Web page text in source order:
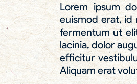
Lorem ipsum
euismod erat, id
fermentum ut
lacinia, dolor
efficitur
Aliquam erat